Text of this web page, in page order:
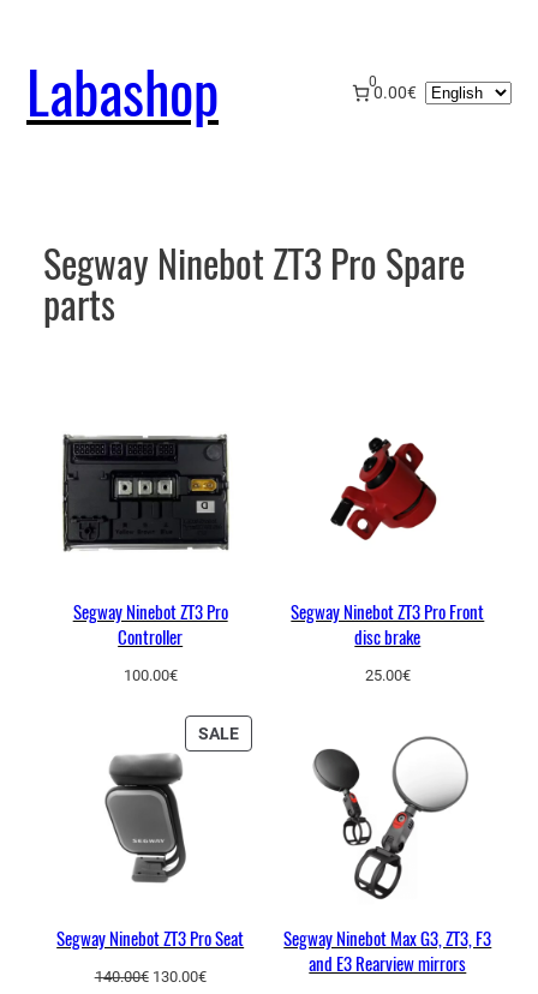
content
Labashop 0
0.00€
Choose
Segway Ninebot ZT3 Pro Spare
parts
Segway Ninebot ZT3 Pro
Controller
100.00€
Segway Ninebot ZT3 Pro Front
disc brake
25.00€
SALEPRODUCT
ON
Segway Ninebot ZT3 Pro Seat
140.00€ Original
130.00€Current
Segway Ninebot Max G3, ZT3, F3
and E3 Rearview mirrors